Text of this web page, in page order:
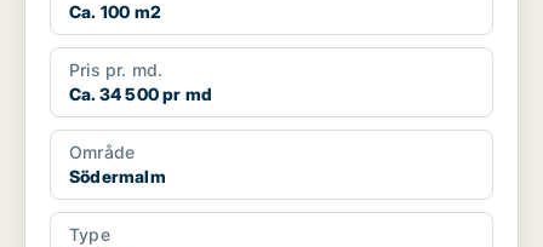
Ca. 100 m2
Pris pr. md.
Ca. 34 500 pr md
Område
Södermalm
Type